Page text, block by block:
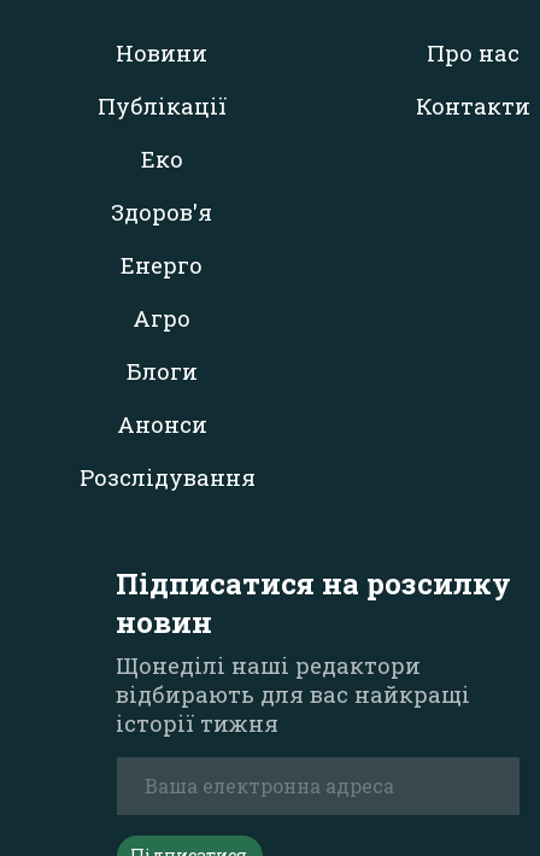
Новини
Публікації
Еко
Здоров'я
Енерго
Агро
Блоги
Анонси
Розслідування
Про нас
Контакти
Підписатися на розсилку
новин
Щонеділі наші редактори
відбирають для вас найкращі
історії тижня